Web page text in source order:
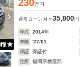
230万円
通常ローン 月々35,800円
年式 2014年
車検
'27/01
保証
保証付
住所
福岡県糟屋郡